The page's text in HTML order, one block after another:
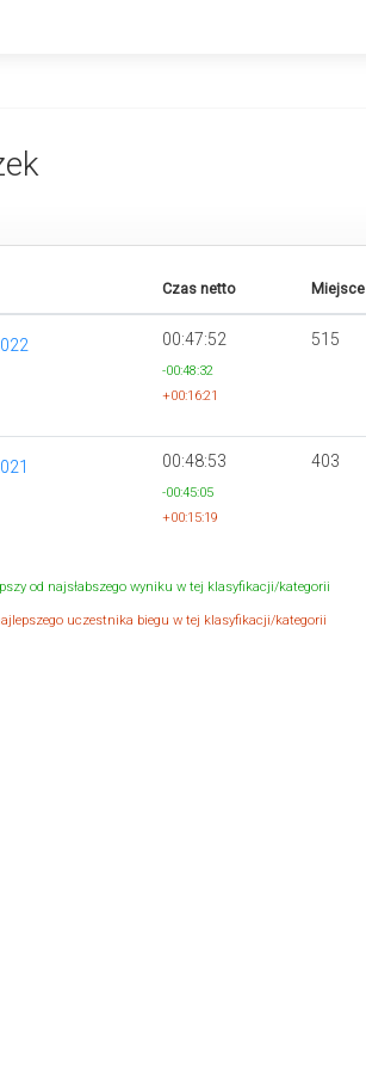
Czas netto Miejsce
00:47:52
-00:48:32
+00:16:21
515
00:48:53
-00:45:05
+00:15:19
403
od najsłabszego wyniku w tej klasyfikacji/kategorii
uczestnika biegu w tej klasyfikacji/kategorii